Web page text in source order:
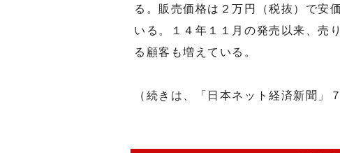
る。販売価格は２万円（税抜）で安
いる。１４年１１月の発売以来、売
る顧客も増えている。
（続きは、「日本ネット経済新聞」